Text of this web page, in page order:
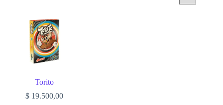
Torito
$ 19.500,00